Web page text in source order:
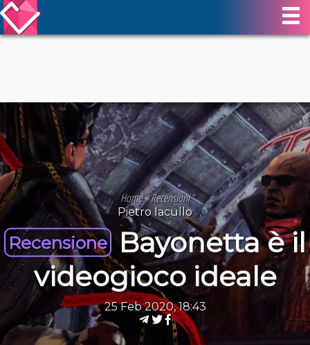
Home»Recensioni
Pietro Iacullo
Recensione
Bayonetta è il
videogioco ideale
25 Feb 2020, 18:43